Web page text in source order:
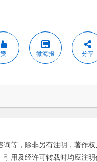
赞 微海报 分享
等，除非另有注明，著作
用及经许可转载时均应注